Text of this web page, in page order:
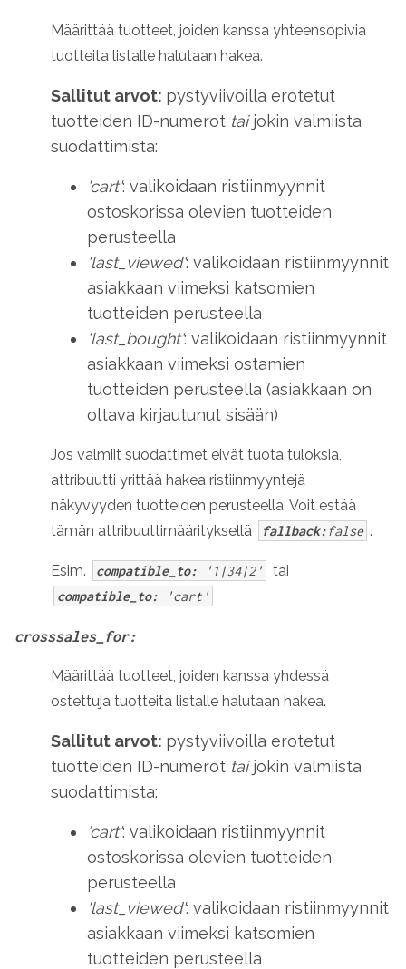
Määrittää tuotteet, joiden kanssa yhteensopivia
tuotteita listalle halutaan hakea.
Sallitut arvot: pystyviivoilla erotetut
tuotteiden ID-numerot taijokin valmiista
suodattimista:
'cart': valikoidaan ristiinmyynnit
ostoskorissa olevien tuotteiden
perusteella
'last_viewed': valikoidaan ristiinmyynnit
asiakkaan viimeksi katsomien
tuotteiden perusteella
'last_bought': valikoidaan ristiinmyynnit
asiakkaan viimeksi ostamien
tuotteiden perusteella (asiakkaan on
oltava kirjautunut sisään)
Jos valmiit suodattimet eivät tuota tuloksia,
attribuutti yrittää hakea ristiinmyyntejä
näkyvyyden tuotteiden perusteella. Voit estää
tämän attribuuttimäärityksellä
fallback:false .
Esim. compatible_to: '1|34|2' tai
compatible_to: 'cart'
crosssales_for:
Määrittää tuotteet, joiden kanssa yhdessä
ostettuja tuotteita listalle halutaan hakea.
Sallitut arvot: pystyviivoilla erotetut
tuotteiden ID-numerot taijokin valmiista
suodattimista:
'cart': valikoidaan ristiinmyynnit
ostoskorissa olevien tuotteiden
perusteella
'last_viewed': valikoidaan ristiinmyynnit
asiakkaan viimeksi katsomien
tuotteiden perusteella